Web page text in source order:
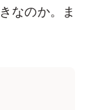
なのか。ま